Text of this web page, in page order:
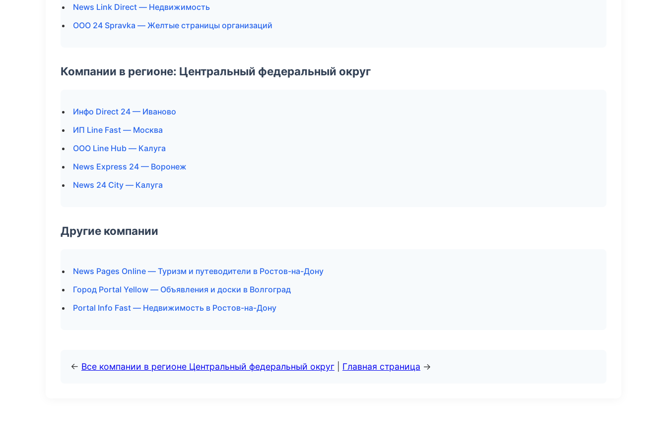
News Link Direct — Недвижимость
ООО 24 Spravka — Желтые страницы организаций
Компании в регионе: Центральный федеральный округ
Инфо Direct 24 — Иваново
ИП Line Fast — Москва
ООО Line Hub — Калуга
News Express 24 — Воронеж
News 24 City — Калуга
Другие компании
News Pages Online — Туризм и путеводители в Ростов-на-Дону
Город Portal Yellow — Объявления и доски в Волгоград
Portal Info Fast — Недвижимость в Ростов-на-Дону
← Все компании в регионе Центральный федеральный округ Главная страница →